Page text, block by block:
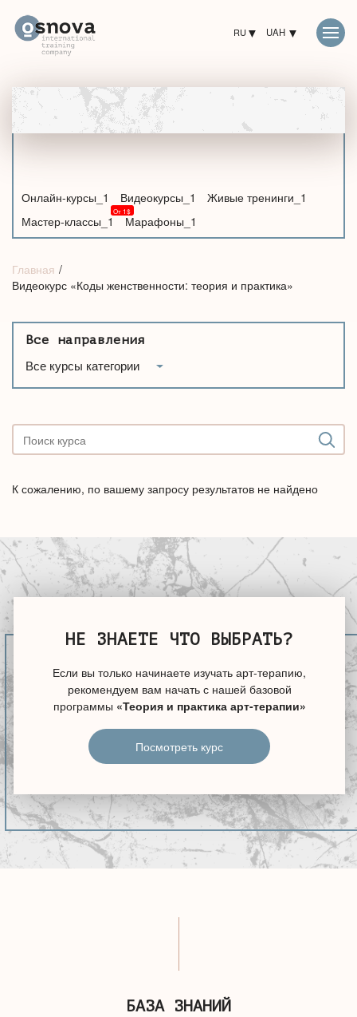
RU UAH
Онлайн-курсы_1 Видеокурсы_1
Живые тренинги_1
Мастер-классы_1
Марафоны_1
Главная
Видеокурс «Коды женственности: теория и практика»
Все направления
Все курсы категории
К сожалению, по вашему запросу результатов не найдено
НЕ ЗНАЕТЕ ЧТО ВЫБРАТЬ?
Если вы только начинаете изучать арт-терапию,
рекомендуем вам начать с нашей базовой
программы «Теория и практика арт-терапии»
Посмотреть курс
БАЗА ЗНАНИЙ